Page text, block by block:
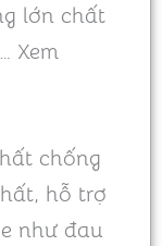
lớn chất
Xem
chống
hỗ trợ
như đau